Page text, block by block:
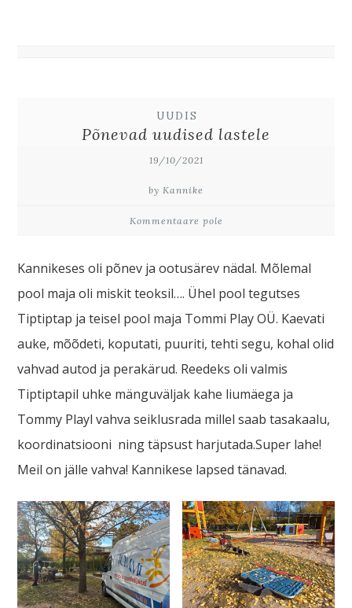
UUDIS
Põnevad uudised lastele
19/10/2021
by Kannike
Kommentaare pole
Kannikeses oli põnev ja ootusärev nädal. Mõlemal
pool maja oli miskit teoksil…. Ühel pool tegutses
Tiptiptap ja teisel pool maja Tommi Play OÜ. Kaevati
auke, mõõdeti, koputati, puuriti, tehti segu, kohal olid
vahvad autod ja perakärud. Reedeks oli valmis
Tiptiptapil uhke mänguväljak kahe liumäega ja
Tommy Playl vahva seiklusrada millel saab tasakaalu,
koordinatsiooni ning täpsust harjutada.Super lahe!
Meil on jälle vahva! Kannikese lapsed tänavad.